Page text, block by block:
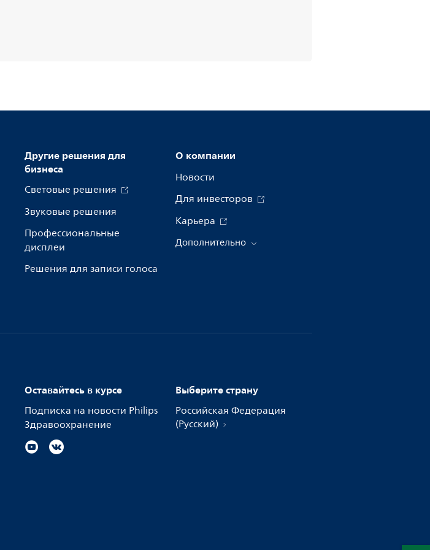
Другие решения для
бизнеса
Световые решения
Звуковые решения
Профессиональные
дисплеи
Решения для записи голоса
О компании
Новости
Для инвесторов
Карьера
Дополнительно
Оставайтесь в курсе
Подписка на новости Philips
Здравоохранение
Выберите страну
Российская Федерация
(Русский)